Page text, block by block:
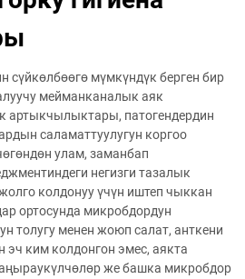
сүйкөлбөөгө мүмкүндүк берген бир
мейманканалык аяк
артыкчылыктары, патогендердин
саламаттуулугун коргоо
улам, заманбап
негизги тазалык
колдонуу үчүн иштеп чыккан
ортосунда микробдордун
толугу менен жоюп салат, анткени
эч ким колдонгон эмес, аякта
же башка микробдор